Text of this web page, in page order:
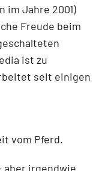
im Jahre 2001)
Freude beim
ist zu
seit einigen
vom Pferd.
aber irgendwie